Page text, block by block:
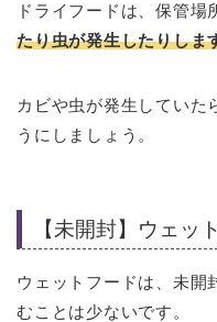
ドライフードは、保管場
たり虫が発生したりしま
カビや虫が発生していた
うにしましょう。
【未開封】ウェッ
ウェットフードは、未開
むことは少ないです。